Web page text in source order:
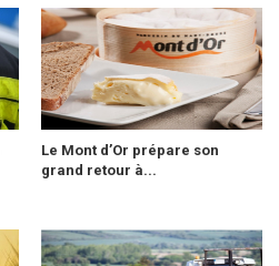
Le Mont d’Or prépare son
grand retour à...